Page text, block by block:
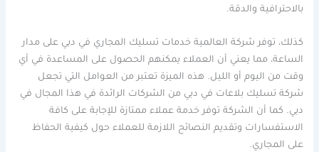
بالاحترافية والدقة.
كذلك، توفر شركة العالمية خدمات تسليك المجاري في دبي على مدار
الساعة، مما يعني أن العملاء يمكنهم الحصول على المساعدة في أي
وقت من اليوم أو الليل. هذه الميزة تعتبر من العوامل التي تجعل
شركة تسليك بلاعات في دبي من الشركات الرائدة في هذا المجال في
دبي. كما أن الشركة توفر خدمة عملاء ممتازة للإجابة على كافة
الاستفسارات وتقديم النصائح اللازمة للعملاء حول كيفية الحفاظ
على المجاري.